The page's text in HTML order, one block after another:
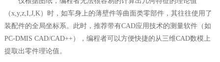
（x,y,z,I,J,K）时，如车身上的薄壁件等曲面类零部件，其往往使用了
装配件的全局坐标系。此时，推荐带有CAD应用技术的测量软件（如
PC-DMIS CAD/CAD++），编程者可以方便快捷的从三维CAD数模上
提取出零件理论值。